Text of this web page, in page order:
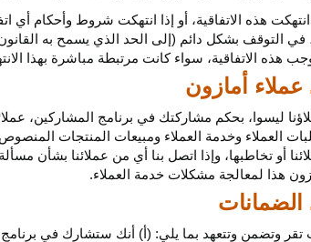
انتهكت هذه
الاتفاقية، أو إذا انتهكت شروط وأحكام أي
في التوقف بشكل دائم (إلى الحد الذي يسمح به
هذه
الاتفاقية، سواء كانت مرتبطة مباشرة بهذا
ليسوا، بحكم مشاركتك في برنامج المشاركين،
العملاء وخدمة العملاء ومبيعات المنتجات
أو تخاطبها، وإذا اتصل بنا أي من عملائنا بشأن
هذا لمعالجة مشكلات خدمة العملاء.
تقر وتضمن وتتعهد بما يلي: (أ) أنك ستشارك في